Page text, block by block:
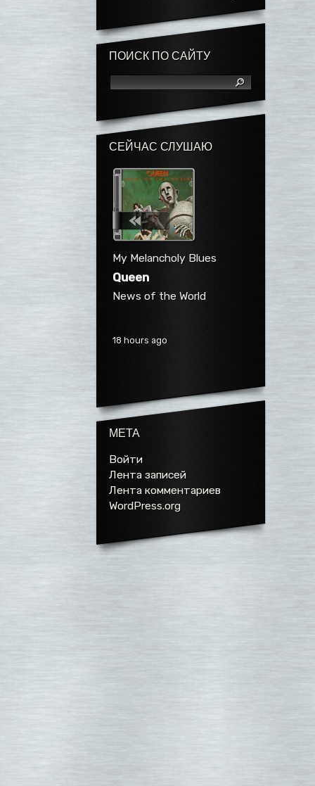
ПОИСК ПО САЙТУ
СЕЙЧАС СЛУШАЮ
My Melancholy Blues
Queen
News of the World
18 hours ago
МЕТА
Войти
Лента записей
Лента комментариев
WordPress.org